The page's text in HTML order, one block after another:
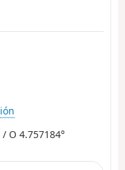
O 4.757184°